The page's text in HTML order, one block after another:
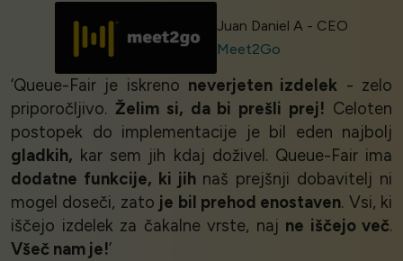
Juan Daniel A - CEO
Meet2Go
‘Queue-Fair je iskreno neverjeten izdelek - zelo
priporočljivo. Želim si, da bi prešli prej! Celoten
postopek do implementacije je bil eden najbolj
gladkih, kar sem jih kdaj doživel. Queue-Fair ima
dodatne funkcije, ki jihnaš prejšnji dobavitelj ni
mogel doseči, zato je bil prehod enostaven. Vsi, ki
iščejo izdelek za čakalne vrste, naj ne iščejo več.
Všeč nam je!’